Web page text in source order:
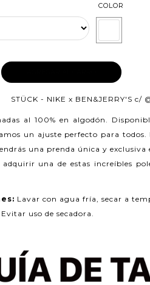
COLOR
STÜCK - NIKE x BEN&JERRY'S c/
al 100% en algodón.
un ajuste perfecto para
una prenda única y
una de estas increíbles
Lavar con agua fría, secar a
uso de secadora.